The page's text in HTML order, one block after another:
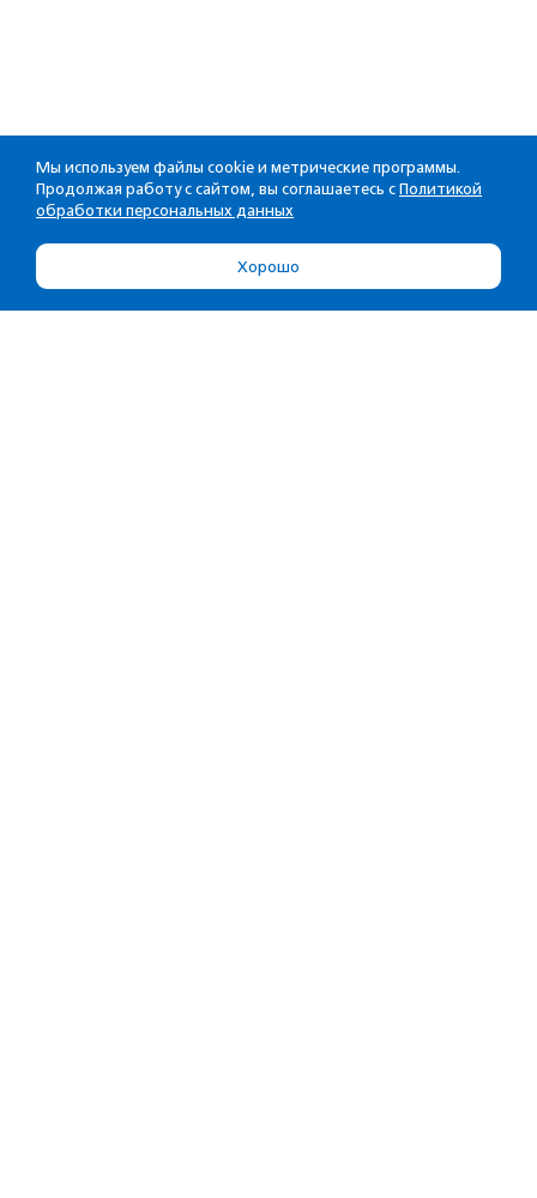
Мы используем файлы cookie и метрические программы.
Продолжая работу с сайтом, вы соглашаетесь с Политикой
обработки персональных данных
Хорошо